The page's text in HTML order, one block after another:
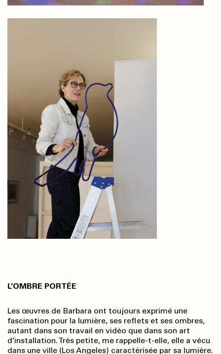
L’OMBRE PORTÉE
Les œuvres de Barbara ont toujours exprimé une
fascination pour la lumière, ses reflets et ses ombres,
autant dans son travail en vidéo que dans son art
d’installation. Très petite, me rappelle-t-elle, elle a vécu
dans une ville (Los Angeles) caractérisée par sa lumière.